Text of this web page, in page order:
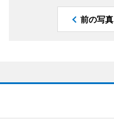
前の写真